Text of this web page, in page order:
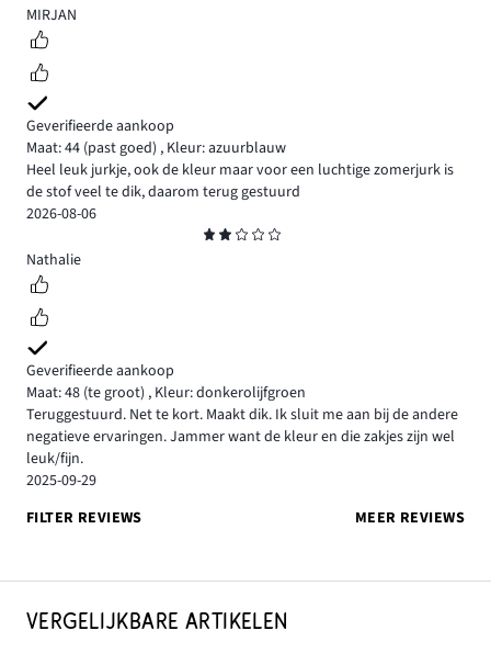
4
MIRJAN
Geverifieerde aankoop
Maat: 44 (past goed) , Kleur: azuurblauw
Heel leuk jurkje, ook de kleur maar voor een luchtige zomerjurk is
de stof veel te dik, daarom terug gestuurd
2026-08-06
2
Nathalie
Geverifieerde aankoop
Maat: 48 (te groot) , Kleur: donkerolijfgroen
Teruggestuurd. Net te kort. Maakt dik. Ik sluit me aan bij de andere
negatieve ervaringen. Jammer want de kleur en die zakjes zijn wel
leuk/fijn.
2025-09-29
FILTER REVIEWS
MEER REVIEWS
VERGELIJKBARE ARTIKELEN